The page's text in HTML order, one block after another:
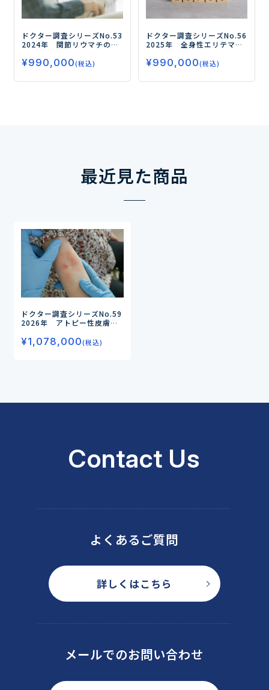
ドクター調査シリーズNo.53
2024年 関節リウマチのド
剤・JAK阻害剤の処方実態と
治療評価、D2TRAに対する
治療状況を調査―
¥990,000(税込)
ドクター調査シリーズNo.56
2025年 全身性エリテマ
調査ーLN・非LNの治療実態
と治療薬の評価、生物学的
製剤の処方状況、開発薬の
¥990,000(税込)
最近見た商品
ドクター調査シリーズNo.59
2026年 アトピー性皮膚炎
身療法（生物学的製剤/JAK
阻害薬）の治療実態・評価、
¥1,078,000(税込)
Contact Us
よくあるご質問
詳しくはこちら
メールでのお問い合わせ